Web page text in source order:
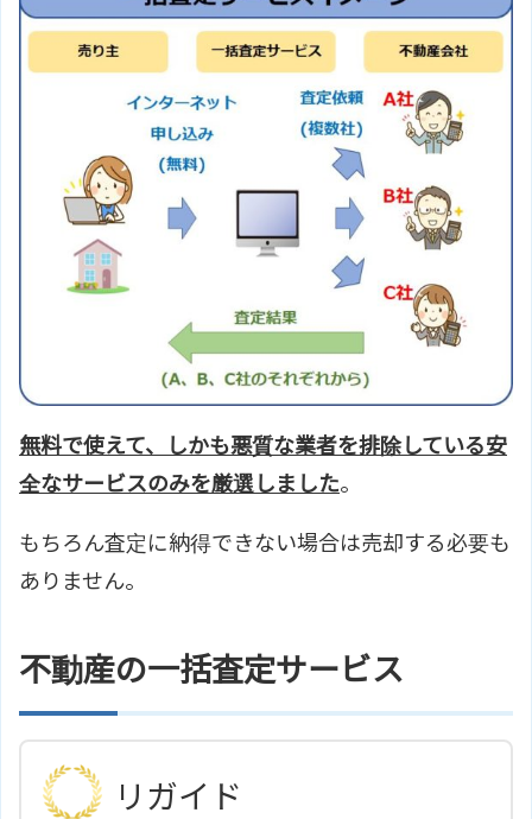
無料で使えて、しかも悪質な業者を排除している安
全なサービスのみを厳選しました。
もちろん査定に納得できない場合は売却する必要も
ありません。
不動産の一括査定サービス
リガイド